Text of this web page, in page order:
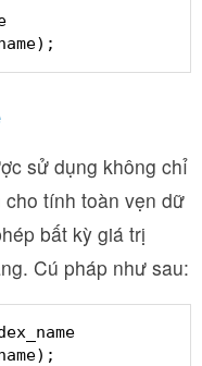
sử dụng không chỉ
tính toàn vẹn dữ
bất kỳ giá trị
Cú pháp như sau: